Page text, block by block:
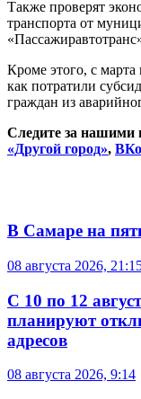
Также проверят
транспорта от
Кроме этого, с
как потратили
граждан из
Следите за нашими
«Другой город»,
В Самаре на
08 августа 2026,
С 10 по 12
планируют
адресов
08 августа 2026, 9:14